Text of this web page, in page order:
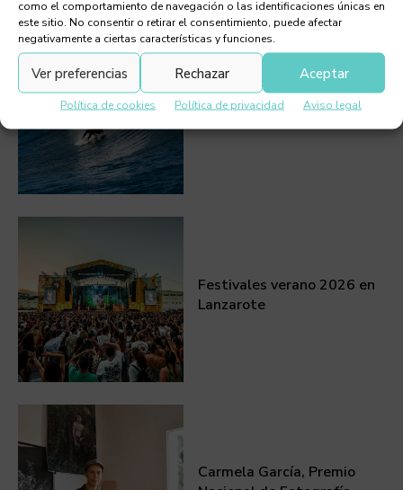
como el comportamiento de navegación o las identificaciones únicas en
este sitio. No consentir o retirar el consentimiento, puede afectar
negativamente a ciertas características y funciones.
Aceptar
Rechazar
Ver preferencias
Política de cookies Política de privacidad Aviso legal
Manuel Lezcano, surfero en
Lanzarote
Festivales verano 2026 en
Lanzarote
Carmela García, Premio